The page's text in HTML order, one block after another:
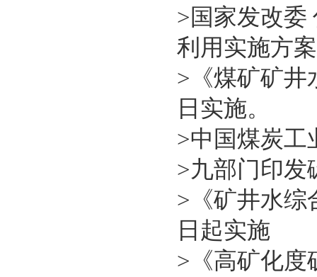
>国家发改
利用实施方
> 《煤矿矿
日实施。
>中国煤炭工
>九部门印发
> 《矿井水
日起实施
> 《高矿化